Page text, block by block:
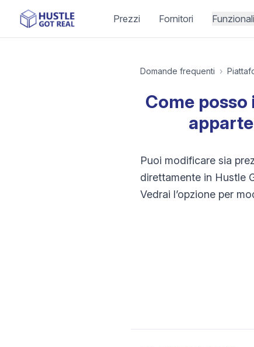
Prezzi Fornitori
Domande frequenti ›
Come
Puoi modificare sia
direttamente in Hustle
Vedrai l’opzione per